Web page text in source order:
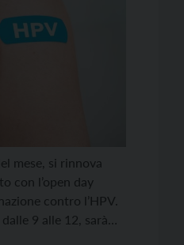
mese, si rinnova
con l’open day
contro l’HPV.
9 alle 12, sarà